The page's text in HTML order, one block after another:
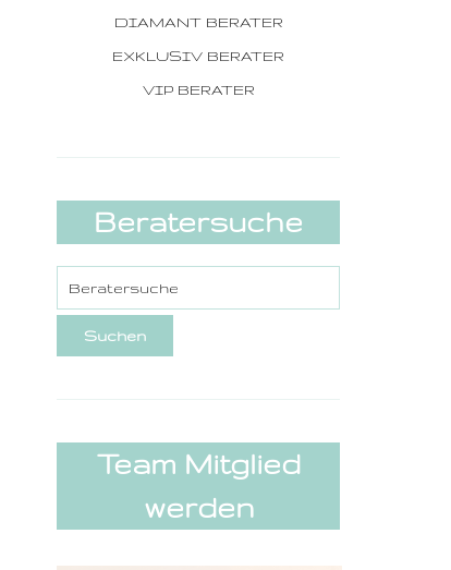
DIAMANT BERATER
EXKLUSIV BERATER
VIP BERATER
Beratersuche
Team Mitglied
werden